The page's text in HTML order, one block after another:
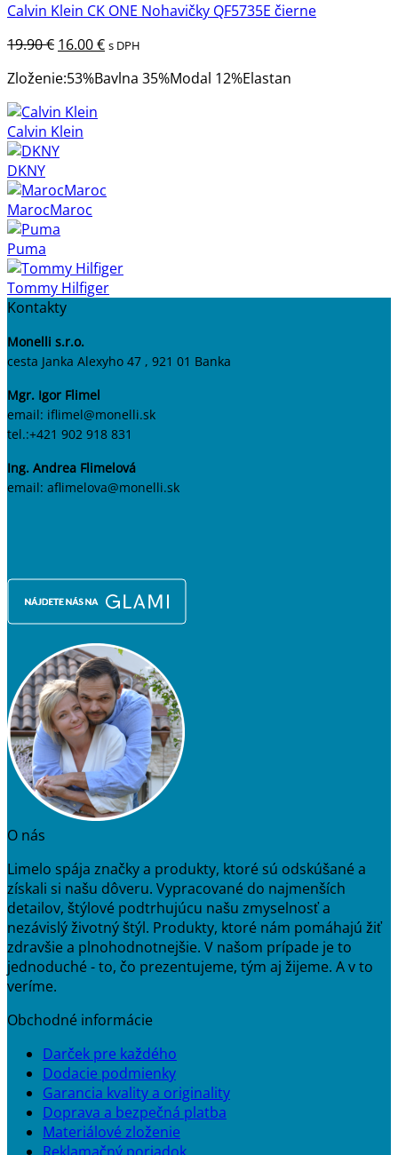
produkt
má
viacero
variantov.
si
môžete
vybrať
na
stránke
produktu.
Calvin Klein CK ONE Nohavičky QF5735E čierne
19.90€ Pôvodná
bola:
19.90 €.
16.00€Aktuálna
je:
s DPH
Zloženie:53%Bavlna 35%Modal 12%Elastan
Calvin Klein
DKNY
MarocMaroc
Puma
Tommy Hilfiger
Kontakty
Monelli s.r.o.
cesta Janka Alexyho 47 , 921 01 Banka
Mgr. Igor Flimel
email: iflimel@monelli.sk
tel.:+421 902 918 831
Ing. Andrea Flimelová
email: aflimelova@monelli.sk
O nás
Limelo spája značky a produkty, ktoré sú odskúšané a
získali si našu dôveru. Vypracované do najmenších
detailov, štýlové podtrhujúcu našu zmyselnosť a
nezávislý životný štýl. Produkty, ktoré nám pomáhajú žiť
zdravšie a plnohodnotnejšie. V našom prípade je to
jednoduché - to, čo prezentujeme, tým aj žijeme. A v to
veríme.
Obchodné informácie
Darček pre každého
Dodacie podmienky
Garancia kvality a originality
Doprava a bezpečná platba
Materiálové zloženie